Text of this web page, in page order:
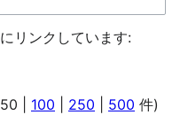
にリンクしています:
50 100 250 500 件)